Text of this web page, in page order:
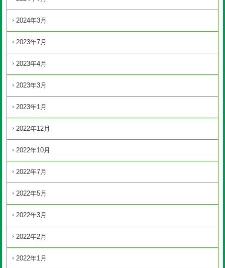
2024年3月
2023年7月
2023年4月
2023年3月
2023年1月
2022年12月
2022年10月
2022年7月
2022年5月
2022年3月
2022年2月
2022年1月